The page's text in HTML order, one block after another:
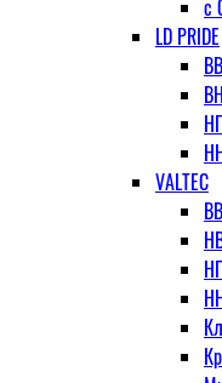
с
LD PRIDE
ВВ
ВН
НГ
VALTEC
ВВ
НГ